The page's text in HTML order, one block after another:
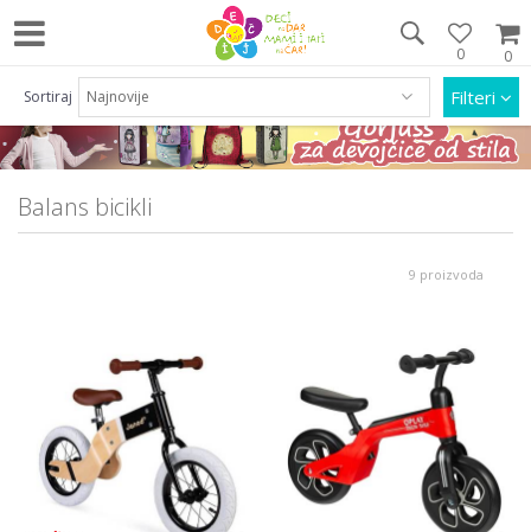
0
0
Pozovite nas na 063/55 33 46 i 011/452 92 40
Balans bicikli
Sortiraj Filteri
9 proizvoda